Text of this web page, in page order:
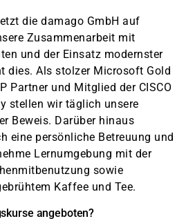
die damago GmbH auf
Zusammenarbeit mit
und der Einsatz modernster
dies. Als stolzer Microsoft Gold
Partner und Mitglied der CISCO
stellen wir täglich unsere
Beweis. Darüber hinaus
eine persönliche Betreuung und
Lernumgebung mit der
sowie
Kaffee und Tee.
angeboten?